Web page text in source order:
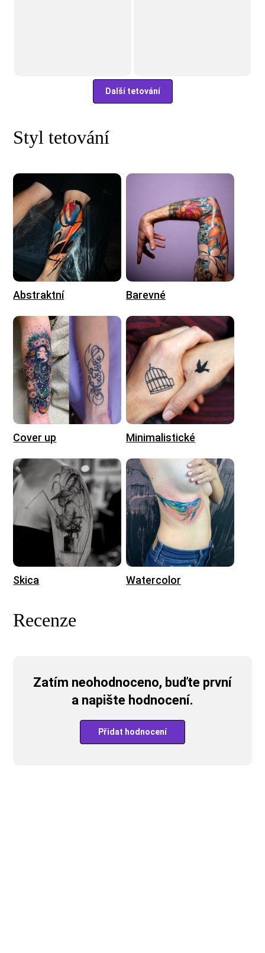
Další tetování
Styl tetování
Abstraktní Barevné
Cover up Minimalistické
Skica Watercolor
Recenze
Zatím neohodnoceno, buďte první
a napište hodnocení.
Přidat hodnocení